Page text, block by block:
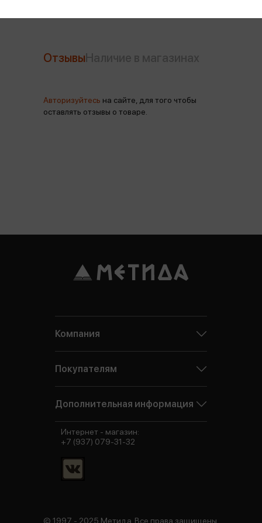
Отзывы
Авторизуйтесь на сайте, для того чтобы
оставлять отзывы о товаре.
Компания
Покупателям
Дополнительная информация
© 1997 - 2025 Метида. Все права защищены.
Интернет - магазин:
+7 (937) 079-31-32